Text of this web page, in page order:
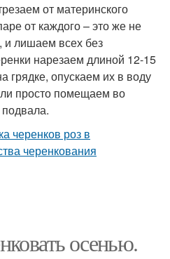
от материнского
от каждого – это же не
и лишаем всех без
нарезаем длиной 12-15
грядке, опускаем их в воду
просто помещаем во
осенью.